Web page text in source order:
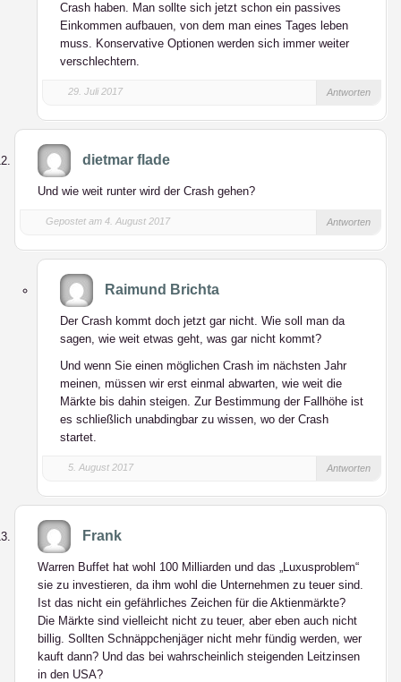
Crash haben. Man sollte sich jetzt schon ein passives
Einkommen aufbauen, von dem man eines Tages leben
muss. Konservative Optionen werden sich immer weiter
verschlechtern.
29. Juli 2017 Antworten
dietmar flade
Und wie weit runter wird der Crash gehen?
Gepostet am 4. August 2017 Antworten
Raimund Brichta
Der Crash kommt doch jetzt gar nicht. Wie soll man da
sagen, wie weit etwas geht, was gar nicht kommt?
Und wenn Sie einen möglichen Crash im nächsten Jahr
meinen, müssen wir erst einmal abwarten, wie weit die
Märkte bis dahin steigen. Zur Bestimmung der Fallhöhe ist
es schließlich unabdingbar zu wissen, wo der Crash
startet.
5. August 2017 Antworten
Frank
Warren Buffet hat wohl 100 Milliarden und das „Luxusproblem“
sie zu investieren, da ihm wohl die Unternehmen zu teuer sind.
Ist das nicht ein gefährliches Zeichen für die Aktienmärkte?
Die Märkte sind vielleicht nicht zu teuer, aber eben auch nicht
billig. Sollten Schnäppchenjäger nicht mehr fündig werden, wer
kauft dann? Und das bei wahrscheinlich steigenden Leitzinsen
in den USA?